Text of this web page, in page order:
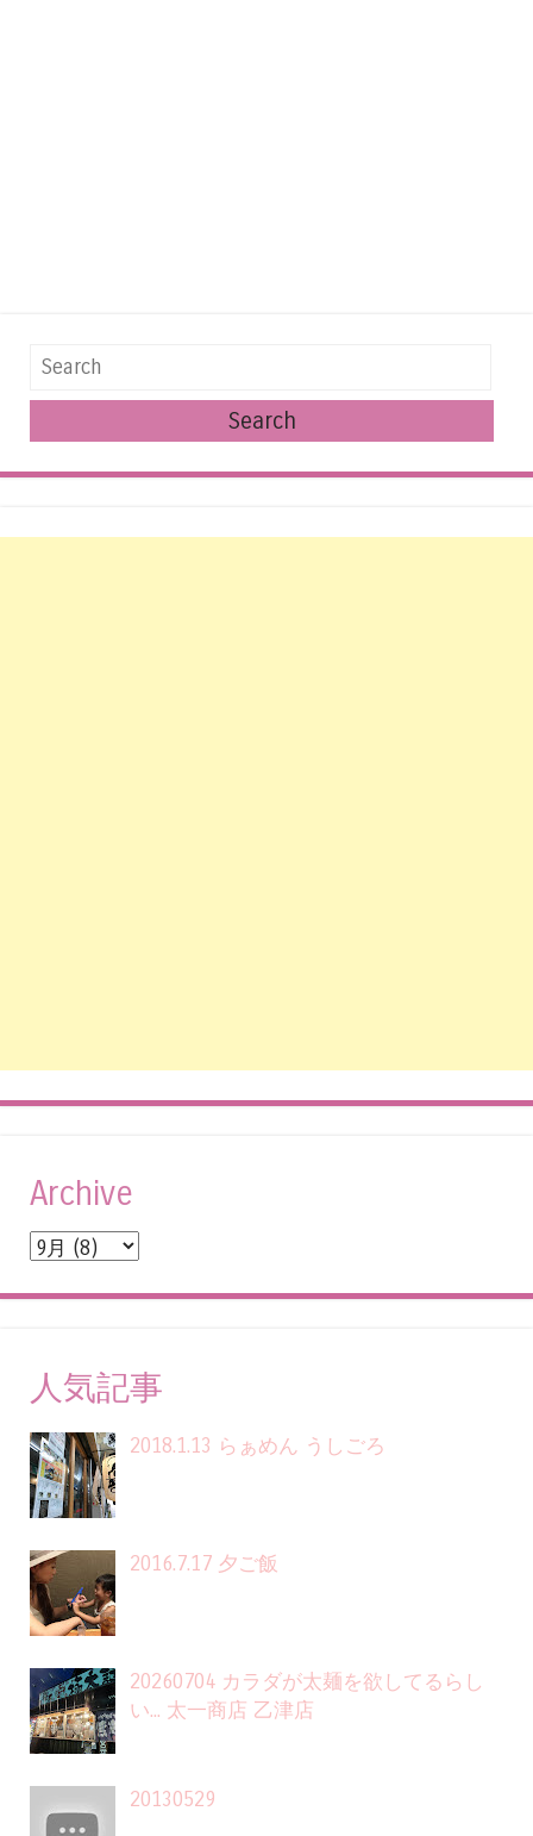
Search
Archive
人気記事
2018.1.13 らぁめん うしごろ
2016.7.17 夕ご飯
20260704 カラダが太麺を欲してるらし
い... 太一商店 乙津店
20130529